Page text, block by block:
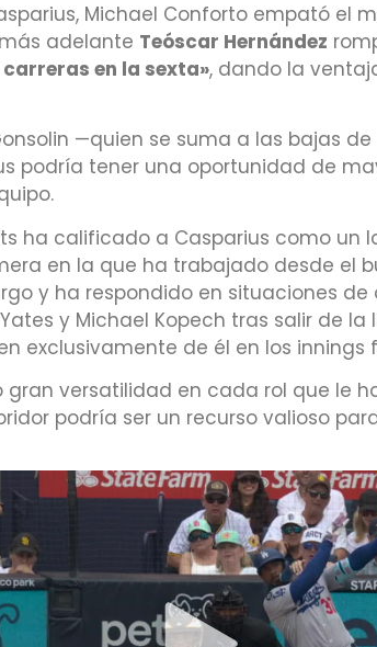
Michael Conforto empató el
adelante Teóscar Hernández
en la sexta», dando la
—quien se suma a las bajas de
podría tener una oportunidad de
ha calificado a Casparius como un
en la que ha trabajado desde el
y ha respondido en situaciones de
y Michael Kopech tras salir de la
exclusivamente de él en los innings
versatilidad en cada rol que le
podría ser un recurso valioso